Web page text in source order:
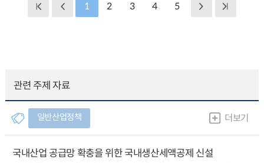
1 2 3 4 5
관련 주제 자료
일반산업정책 더보기
국내산업 공급망 확충을 위한 국내생산세액공제 신설